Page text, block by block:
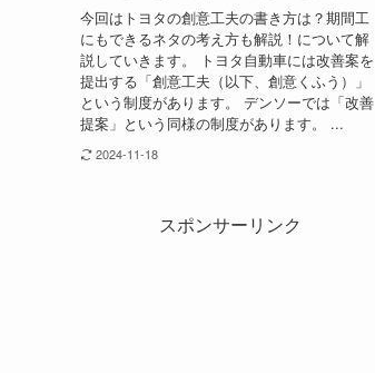
今回はトヨタの創意工夫の書き方は？期間工
にもできるネタの考え方も解説！について解
説していきます。 トヨタ自動車には改善案を
提出する「創意工夫（以下、創意くふう）」
という制度があります。 デンソーでは「改善
提案」という同様の制度があります。 ...
2024-11-18
スポンサーリンク